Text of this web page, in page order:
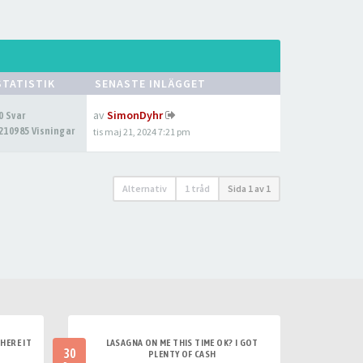
SENASTE INLÄGGET
0 Svar
Visningar
av SimonDyhr
tis maj 21, 2024 7:21 pm
Alternativ 1 tråd Sida 1 av 1
IT
30
LASAGNA ON ME THIS TIME OK? I GOT
PLENTY OF CASH